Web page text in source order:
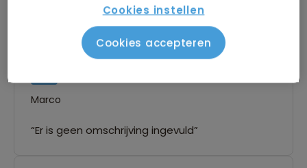
avontuurlijker is dan andere reizen. Absolute
Marco
“Er is geen omschrijving ingevuld”
Cookies instellen
Cookies accepteren